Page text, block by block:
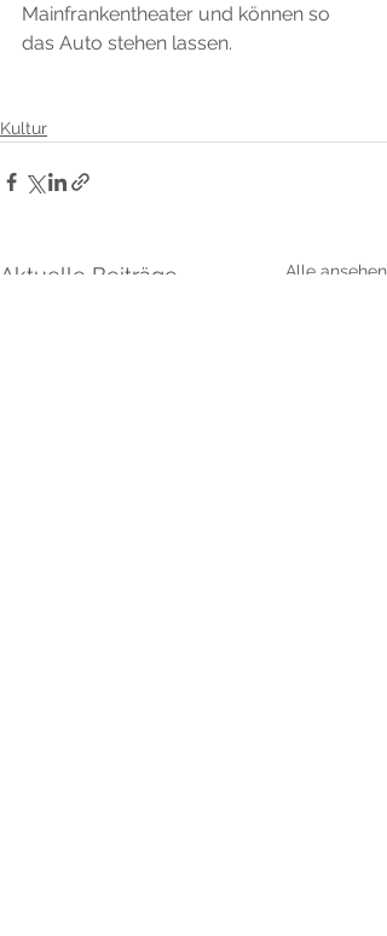
Mainfrankentheater und können so
das Auto stehen lassen.
Kultur
Aktuelle Beiträge Alle ansehen